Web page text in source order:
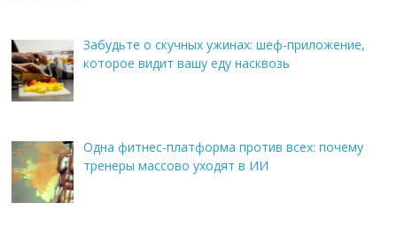
Забудьте о скучных ужинах: шеф-приложение,
которое видит вашу еду насквозь
Одна фитнес-платформа против всех: почему
тренеры массово уходят в ИИ